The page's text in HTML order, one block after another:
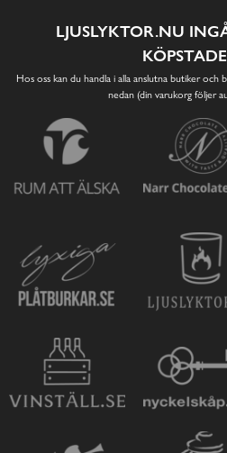
LJUSLYKTOR.NU
Hos oss kan du handla i alla anslutna butiker och
nedan (din varukorg följer